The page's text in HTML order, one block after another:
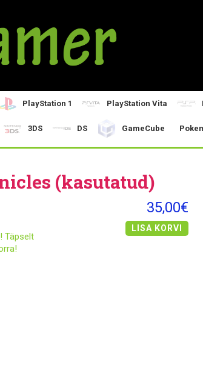
PlayStation 1 PlayStation Vita
3DS DS GameCube
(kasutatud)
Täpselt
35,00€
LISA KORVI